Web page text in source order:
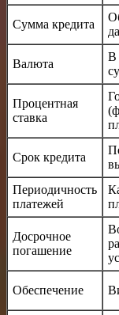
Сумма кредита
Валюта
В
Процентная
ставка
Срок кредита
Периодичность
платежей
Досрочное
погашение
Обеспечение